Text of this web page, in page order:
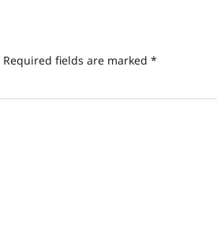
Required fields are marked *